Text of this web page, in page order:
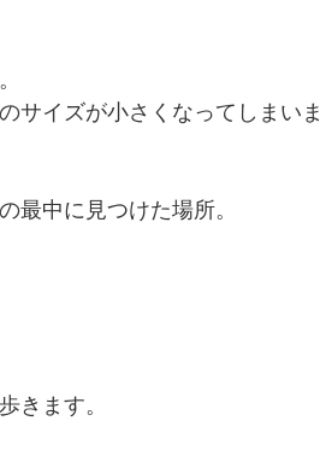
サイズが小さくなってしまいま
最中に見つけた場所。
きます。